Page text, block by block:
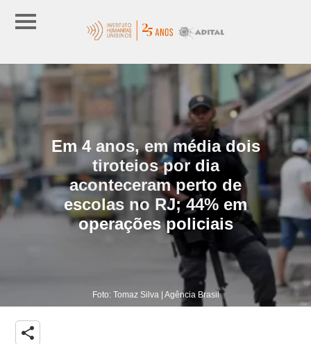
Em 4 anos, em média dois
tiroteios por dia
aconteceram perto de
escolas no RJ; 44% em
operações policiais
Foto: Tomaz Silva | Agência Brasil
share